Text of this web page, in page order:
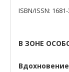
ISBN/ISSN:
В ЗОНЕ
Вдохновение